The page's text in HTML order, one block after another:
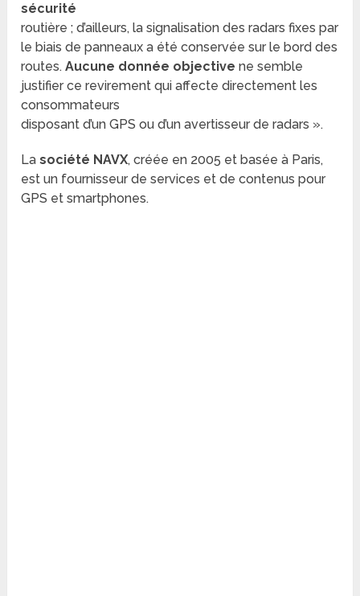
sécurité
routière ; d’ailleurs, la signalisation des radars fixes par
le biais de panneaux a été conservée sur le bord des
routes.Aucune donnée objective ne semble
justifier ce revirement qui affecte directement les
consommateurs
disposant d’un GPS ou d’un avertisseur de radars ».
Lasociété NAVX, créée en 2005 et basée à Paris,
est un fournisseur de services et de contenus pour
GPS et smartphones.